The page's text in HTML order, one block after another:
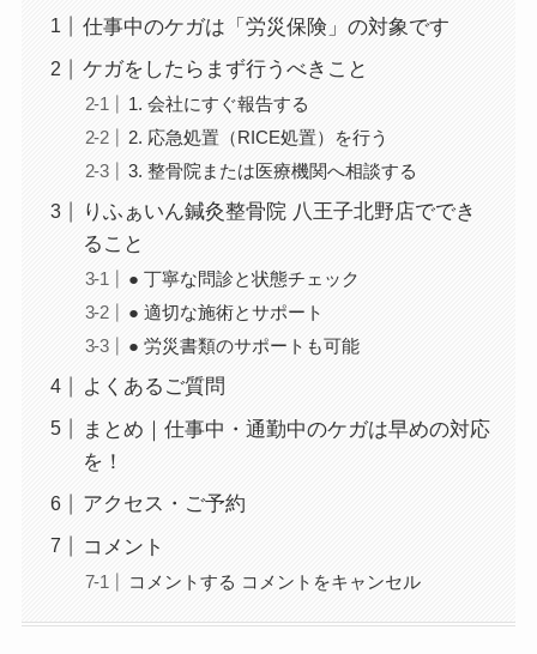
仕事中のケガは「労災保険」の対象です
ケガをしたらまず行うべきこと
1. 会社にすぐ報告する
2. 応急処置（RICE処置）を行う
3. 整骨院または医療機関へ相談する
りふぁいん鍼灸整骨院 八王子北野店ででき
ること
● 丁寧な問診と状態チェック
● 適切な施術とサポート
● 労災書類のサポートも可能
よくあるご質問
まとめ｜仕事中・通勤中のケガは早めの対応
を！
アクセス・ご予約
コメント
コメントする コメントをキャンセル